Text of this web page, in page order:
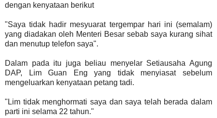
dengan kenyataan berikut
"Saya tidak hadir mesyuarat tergempar hari ini (semalam)
yang diadakan oleh Menteri Besar sebab saya kurang sihat
dan menutup telefon saya".
Dalam pada itu juga beliau menyelar Setiausaha Agung
DAP, Lim Guan Eng yang tidak menyiasat sebelum
mengeluarkan kenyataan petang tadi.
"Lim tidak menghormati saya dan saya telah berada dalam
parti ini selama 22 tahun."